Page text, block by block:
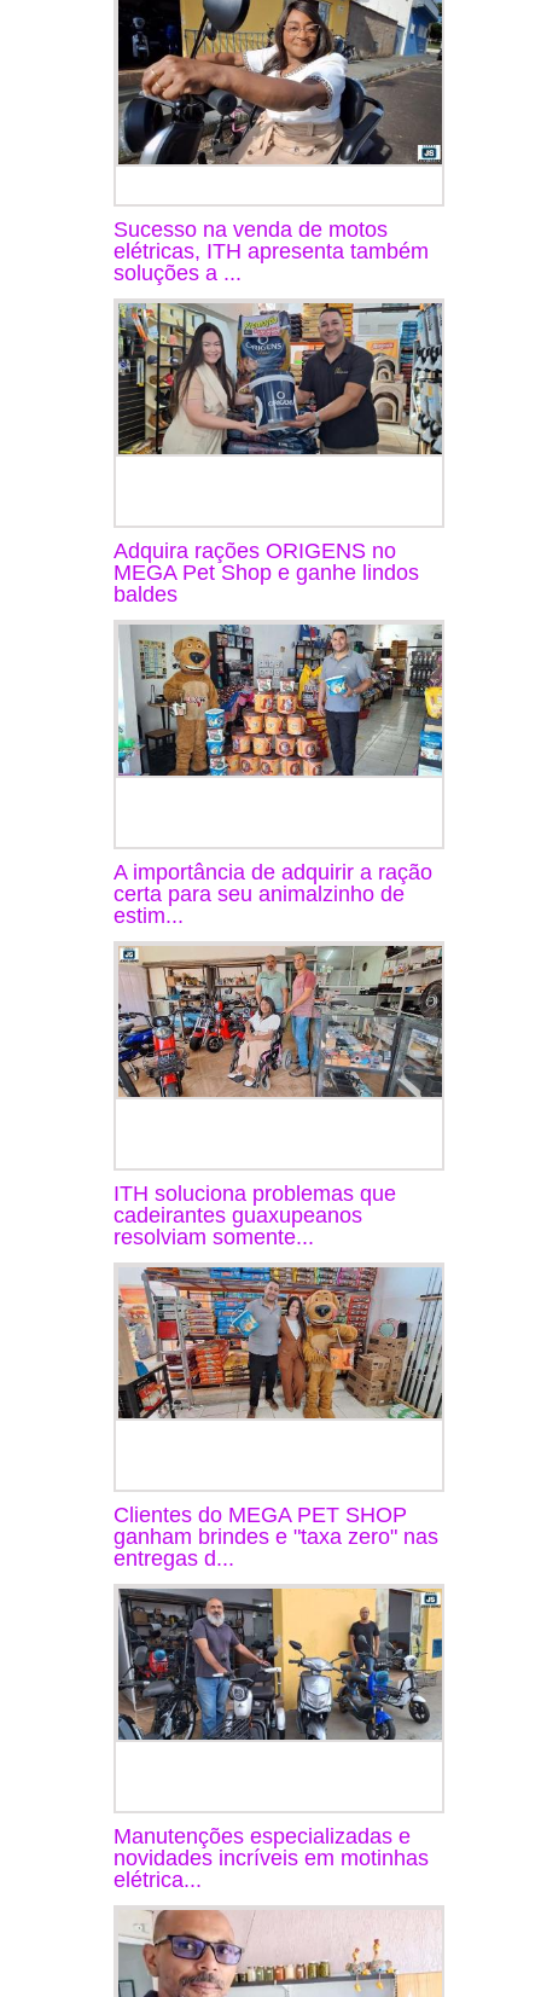
Sucesso na venda de motos
elétricas, ITH apresenta também
soluções a ...
Adquira rações ORIGENS no
MEGA Pet Shop e ganhe lindos
baldes
A importância de adquirir a ração
certa para seu animalzinho de
estim...
ITH soluciona problemas que
cadeirantes guaxupeanos
resolviam somente...
Clientes do MEGA PET SHOP
ganham brindes e "taxa zero" nas
entregas d...
Manutenções especializadas e
novidades incríveis em motinhas
elétrica...